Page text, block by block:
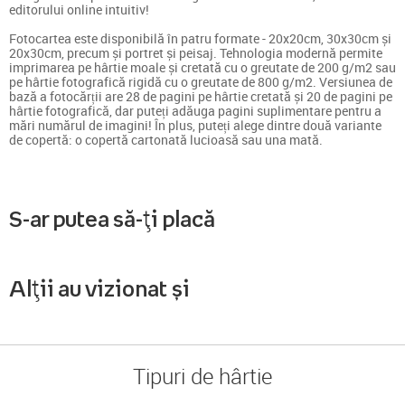
editorului online intuitiv!
Fotocartea este disponibilă în patru formate - 20x20cm, 30x30cm și
20x30cm, precum și portret și peisaj. Tehnologia modernă permite
imprimarea pe hârtie moale și cretată cu o greutate de 200 g/m2 sau
pe hârtie fotografică rigidă cu o greutate de 800 g/m2. Versiunea de
bază a fotocărții are 28 de pagini pe hârtie cretată și 20 de pagini pe
hârtie fotografică, dar puteți adăuga pagini suplimentare pentru a
mări numărul de imagini! În plus, puteți alege dintre două variante
de copertă: o copertă cartonată lucioasă sau una mată.
S-ar putea să-ți placă
Alții au vizionat și
Tipuri de hârtie